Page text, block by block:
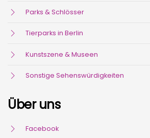
Parks & Schlösser
Tierparks in Berlin
Kunstszene & Museen
Sonstige Sehenswürdigkeiten
Über uns
Facebook